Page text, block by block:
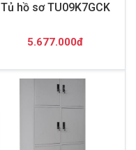
Tủ hồ sơ TU09K7GCK
5.677.000đ